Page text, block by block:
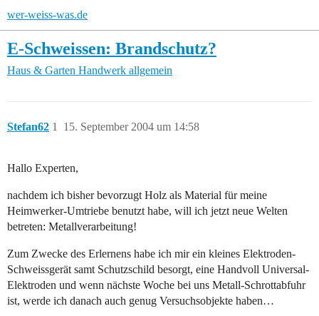
wer-weiss-was.de
E-Schweissen: Brandschutz?
Haus & Garten Handwerk allgemein
Stefan62 15. September 2004 um 14:58
1
Hallo Experten,
nachdem ich bisher bevorzugt Holz als Material für meine
Heimwerker-Umtriebe benutzt habe, will ich jetzt neue Welten
betreten: Metallverarbeitung!
Zum Zwecke des Erlernens habe ich mir ein kleines Elektroden-
Schweissgerät samt Schutzschild besorgt, eine Handvoll Universal-
Elektroden und wenn nächste Woche bei uns Metall-Schrottabfuhr
ist, werde ich danach auch genug Versuchsobjekte haben…